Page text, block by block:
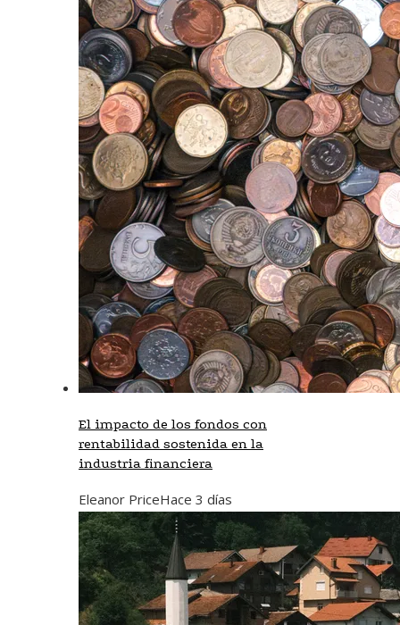
El impacto de los fondos con
rentabilidad sostenida en la
industria financiera
Eleanor PriceHace 3 días